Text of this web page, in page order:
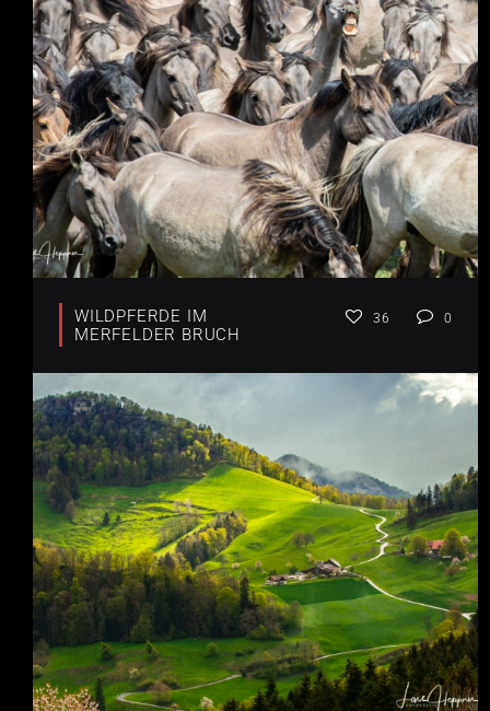
WILDPFERDE IM
MERFELDER BRUCH
36 0